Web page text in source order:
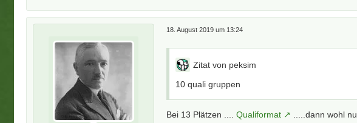
18. August 2019 um 13:24
Zitat von peksim
10 quali gruppen
Bei 13 Plätzen ....Qualiformat .....dann wohl